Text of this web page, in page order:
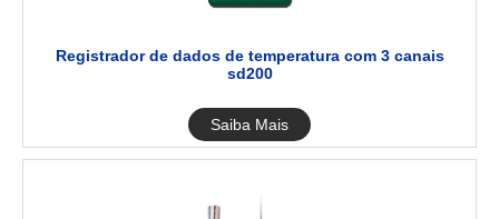
Registrador de dados de temperatura com 3 canais
sd200
Saiba Mais